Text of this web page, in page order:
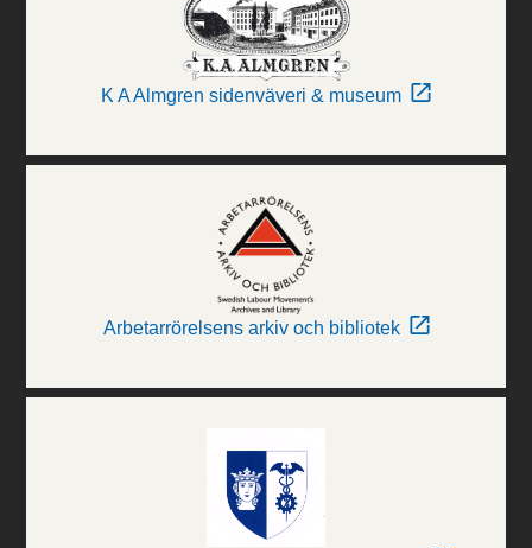
K A Almgren sidenväveri & museum
Arbetarrörelsens arkiv och bibliotek